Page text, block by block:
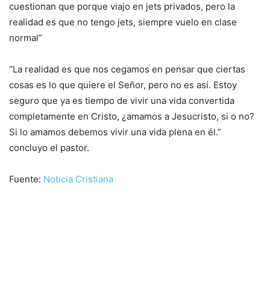
cuestionan que porque viajo en jets privados, pero la
realidad es que no tengo jets, siempre vuelo en clase
normal”
“La realidad es que nos cegamos en pensar que ciertas
cosas es lo que quiere el Señor, pero no es así. Estoy
seguro que ya es tiempo de vivir una vida convertida
completamente en Cristo, ¿amamos a Jesucristo, si o no?
Si lo amamos debemos vivir una vida plena en él.”
concluyo el pastor.
Fuente: Noticia Cristiana